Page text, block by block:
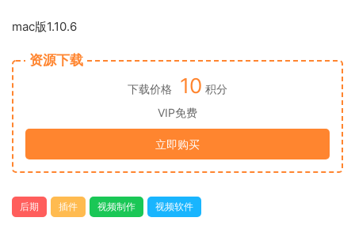
mac版1.10.6
资源下载
下载价格 10 积分
VIP免费
立即购买
后期 插件 视频制作 视频软件